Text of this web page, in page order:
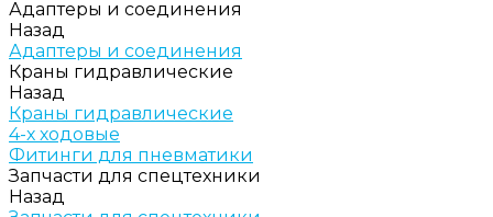
Адаптеры и соединения
Назад
Адаптеры и соединения
Краны гидравлические
Назад
Краны гидравлические
4-х ходовые
Фитинги для пневматики
Запчасти для спецтехники
Назад